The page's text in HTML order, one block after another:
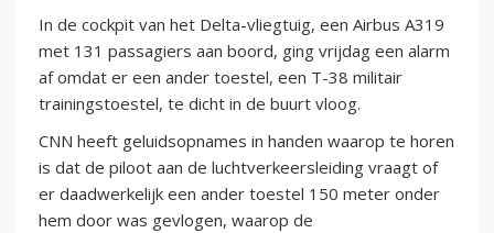
In de cockpit van het Delta-vliegtuig, een Airbus A319
met 131 passagiers aan boord, ging vrijdag een alarm
af omdat er een ander toestel, een T-38 militair
trainingstoestel, te dicht in de buurt vloog.
CNN heeft geluidsopnames in handen waarop te horen
is dat de piloot aan de luchtverkeersleiding vraagt of
er daadwerkelijk een ander toestel 150 meter onder
hem door was gevlogen, waarop de